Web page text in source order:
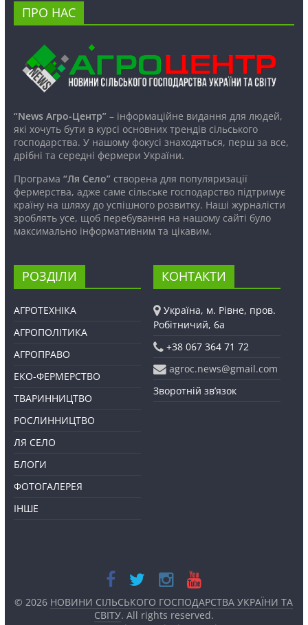
ПРО НАС
“News Агро-Центр”– інформаційне видання для людей,
які хочуть бути в курсі основних трендів сільського
господарства. У нашому фокусі знаходяться, перш за все,
дрібні та середні фермери України.
Програма “Ля Село”створена для популяризації
фермерства, адже саме сільське господарство підтримує
країну на шляху до успішного розвитку. Наші журналісти
зроблять усе, щоб перебування на нашому сайті було
максимально інформативним та цікавим.
РОЗДІЛИ
АГРОТЕХНІКА
АГРОПОЛІТИКА
АГРОПРАВО
ЕКО-ФЕРМЕРСТВО
ТВАРИННИЦТВО
РОСЛИННИЦТВО
ЛЯ СЕЛО
БЛОГИ
ФОТОГАЛЕРЕЯ
ІНШЕ
КОНТАКТИ
Україна, м. Рівне, пров.
Робітничий, 6а
+38 067 364 71 72
agroc.news@gmail.com
Зворотній зв’язок
© 2026 НОВИНИ СІЛЬСЬКОГО ГОСПОДАРСТВА УКРАЇНИ ТА
СВІТУ. All rights reserved.